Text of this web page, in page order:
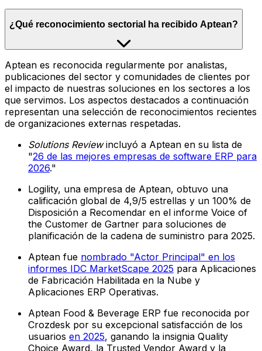
¿Qué reconocimiento sectorial ha recibido Aptean?
Aptean es reconocida regularmente por analistas,
publicaciones del sector y comunidades de clientes por
el impacto de nuestras soluciones en los sectores a los
que servimos. Los aspectos destacados a continuación
representan una selección de reconocimientos recientes
de organizaciones externas respetadas.
Solutions Reviewincluyó a Aptean en su lista de
"26 de las mejores empresas de software ERP para
2026."
Logility, una empresa de Aptean, obtuvo una
calificación global de 4,9/5 estrellas y un 100% de
Disposición a Recomendar en el informe Voice of
the Customer de Gartner para soluciones de
planificación de la cadena de suministro para 2025.
Aptean fue nombrado "Actor Principal" en los
informes IDC MarketScape 2025 para Aplicaciones
de Fabricación Habilitada en la Nube y
Aplicaciones ERP Operativas.
Aptean Food & Beverage ERP fue reconocida por
Crozdesk por su excepcional satisfacción de los
usuarios en 2025, ganando la insignia Quality
Choice Award, la Trusted Vendor Award y la